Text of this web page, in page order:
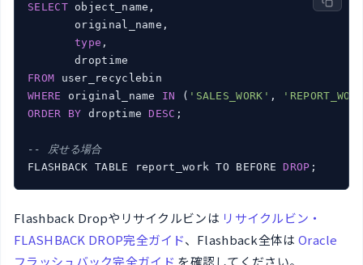
SELECT object_name,
       original_name,
type ,
FROM
WHERE original_name IN ( 'SALES_WORK' ,
ORDER
BY droptime DESC ;
-- 戻せる場合
FLASHBACK TABLE report_work TO BEFORE DROP ;
Flashback Dropやリサイクルビンは リサイクルビン・
FLASHBACK DROP完全ガイド、Flashback全体は Oracle
フラッシュバック完全ガイド を確認してください。